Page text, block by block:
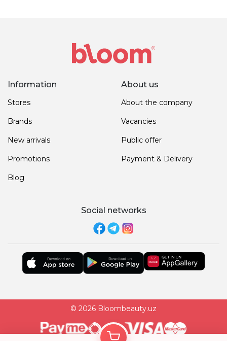
Information
Stores
Brands
New arrivals
Promotions
Blog
About us
About the company
Vacancies
Public offer
Payment & Delivery
Social networks
© 2026 Bloombeauty.uz